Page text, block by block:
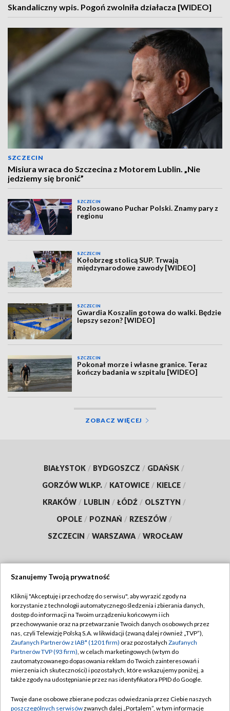
Skandaliczny wpis. Pogoń zwolniła działacza [WIDEO]
SZCZECIN
Misiura wraca do Szczecina z Motorem Lublin. „Nie
jedziemy się bronić”
SZCZECIN
Rozlosowano Puchar Polski. Znamy pary z
regionu
SZCZECIN
Kołobrzeg stolicą SUP. Trwają
międzynarodowe zawody [WIDEO]
SZCZECIN
Gwardia Koszalin gotowa do walki. Będzie
lepszy sezon? [WIDEO]
SZCZECIN
Pokonał morze i własne granice. Teraz
kończy badania w szpitalu [WIDEO]
ZOBACZ WIĘCEJ
BIAŁYSTOK / BYDGOSZCZ / GDAŃSK /
GORZÓW WLKP. / KATOWICE / KIELCE /
KRAKÓW / LUBLIN / ŁÓDŹ / OLSZTYN /
OPOLE / POZNAŃ / RZESZÓW /
SZCZECIN / WARSZAWA / WROCŁAW
TVP
Abonament TVP
Emisja w TVP
Centrum informacji TVP
Naziemna Telewizja Cyfrowa
Rada Programowa
Regulamin TVP
Polityka prywatności
Moje zgody
Pomoc
Szanujemy Twoją prywatność
Kliknij "Akceptuję i przechodzę do serwisu", aby wyrazić zgody na
korzystanie z technologii automatycznego śledzenia i zbierania danych,
dostęp do informacji na Twoim urządzeniu końcowym i ich
przechowywanie oraz na przetwarzanie Twoich danych osobowych przez
nas, czyli Telewizję Polską S.A. w likwidacji (zwaną dalej również „TVP”),
Zaufanych Partnerów z IAB* (1201 firm) oraz pozostałych Zaufanych
Partnerów TVP (93 firm), w celach marketingowych (w tym do
zautomatyzowanego dopasowania reklam do Twoich zainteresowań i
mierzenia ich skuteczności) i pozostałych, które wskazujemy poniżej, a
także zgody na udostępnianie przez nas identyfikatora PPID do Google.
Twoje dane osobowe zbierane podczas odwiedzania przez Ciebie naszych
poszczególnych serwisówzwanych dalej „Portalem”, w tym informacje